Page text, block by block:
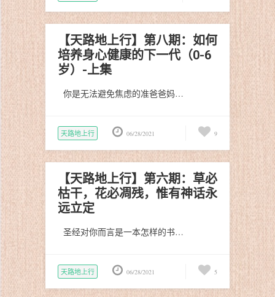
【天路地上行】第八期：如何
培养身心健康的下一代（0-6
岁）-上集
你是无法避免焦虑的准爸爸妈…
天路地上行 06/28/2021 9
【天路地上行】第六期：草必
枯干，花必凋残，惟有神话永
远立定
圣经对你而言是一本怎样的书…
天路地上行 06/28/2021 5